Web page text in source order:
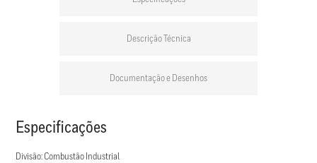
Descrição Técnica
Documentação e Desenhos
Especificações
Divisão: Combustão Industrial